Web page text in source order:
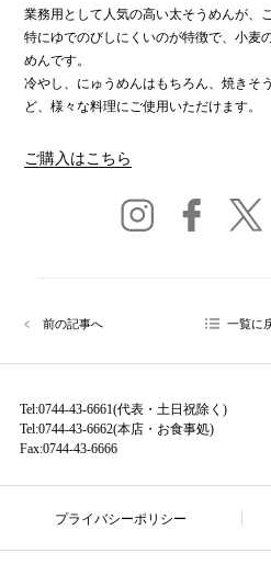
業務用として人気の高い太そうめんが、
特にゆでのびしにくいのが特徴で、小麦
めんです。
冷やし、にゅうめんはもちろん、焼きそ
ど、様々な料理にご使用いただけます。
ご購入はこちら
前の記事へ 一覧に
Tel:0744-43-6661(代表・土日祝除く)
Tel:0744-43-6662(本店・お食事処)
Fax:0744-43-6666
プライバシーポリシー